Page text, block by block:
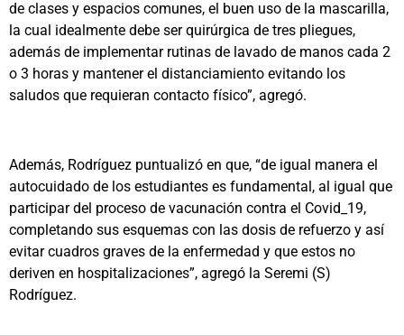
de clases y espacios comunes, el buen uso de la mascarilla,
la cual idealmente debe ser quirúrgica de tres pliegues,
además de implementar rutinas de lavado de manos cada 2
o 3 horas y mantener el distanciamiento evitando los
saludos que requieran contacto físico”, agregó.
Además, Rodríguez puntualizó en que, “de igual manera el
autocuidado de los estudiantes es fundamental, al igual que
participar del proceso de vacunación contra el Covid_19,
completando sus esquemas con las dosis de refuerzo y así
evitar cuadros graves de la enfermedad y que estos no
deriven en hospitalizaciones”, agregó la Seremi (S)
Rodríguez.